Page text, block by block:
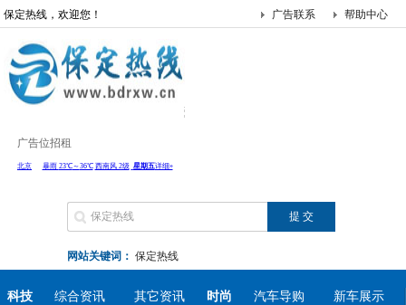
保定热线，欢迎您！ 帮助中心
广告联系
广告位招租
网站关键词： 保定热线
科技 综合资讯 其它资讯 时尚 汽车导购 新车展示